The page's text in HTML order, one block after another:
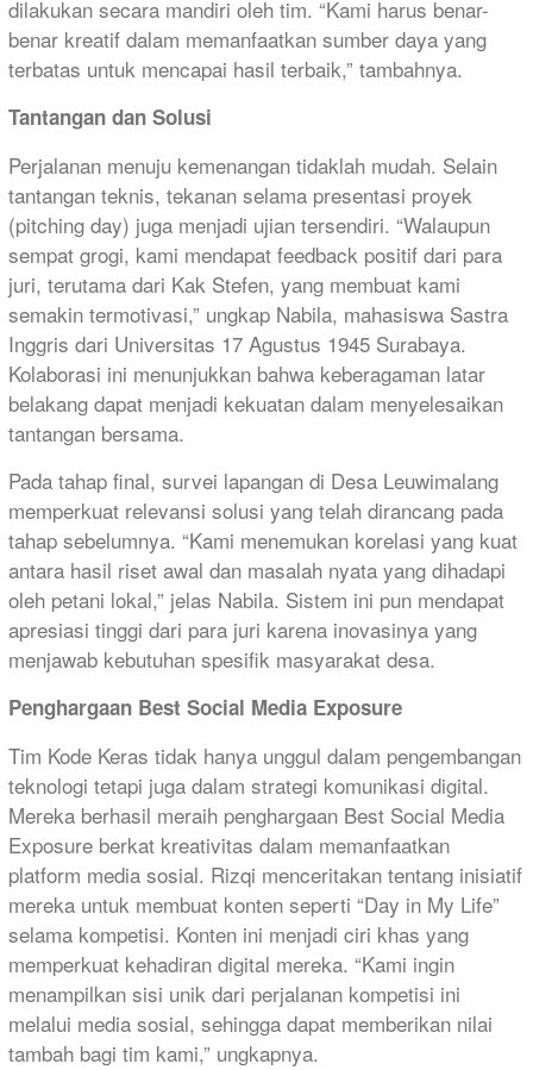
dilakukan secara mandiri oleh tim. “Kami harus benar-
benar kreatif dalam memanfaatkan sumber daya yang
terbatas untuk mencapai hasil terbaik,” tambahnya.
Tantangan dan Solusi
Perjalanan menuju kemenangan tidaklah mudah. Selain
tantangan teknis, tekanan selama presentasi proyek
(pitching day) juga menjadi ujian tersendiri. “Walaupun
sempat grogi, kami mendapat feedback positif dari para
juri, terutama dari Kak Stefen, yang membuat kami
semakin termotivasi,” ungkap Nabila, mahasiswa Sastra
Inggris dari Universitas 17 Agustus 1945 Surabaya.
Kolaborasi ini menunjukkan bahwa keberagaman latar
belakang dapat menjadi kekuatan dalam menyelesaikan
tantangan bersama.
Pada tahap final, survei lapangan di Desa Leuwimalang
memperkuat relevansi solusi yang telah dirancang pada
tahap sebelumnya. “Kami menemukan korelasi yang kuat
antara hasil riset awal dan masalah nyata yang dihadapi
oleh petani lokal,” jelas Nabila. Sistem ini pun mendapat
apresiasi tinggi dari para juri karena inovasinya yang
menjawab kebutuhan spesifik masyarakat desa.
Penghargaan Best Social Media Exposure
Tim Kode Keras tidak hanya unggul dalam pengembangan
teknologi tetapi juga dalam strategi komunikasi digital.
Mereka berhasil meraih penghargaan Best Social Media
Exposure berkat kreativitas dalam memanfaatkan
platform media sosial. Rizqi menceritakan tentang inisiatif
mereka untuk membuat konten seperti “Day in My Life”
selama kompetisi. Konten ini menjadi ciri khas yang
memperkuat kehadiran digital mereka. “Kami ingin
menampilkan sisi unik dari perjalanan kompetisi ini
melalui media sosial, sehingga dapat memberikan nilai
tambah bagi tim kami,” ungkapnya.